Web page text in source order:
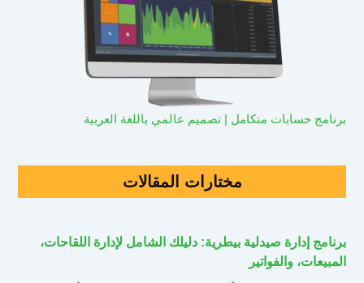
برنامج حسابات متكامل | تصميم عالمي باللغة العربية
مختارات المقالات
برنامج إدارة صيدلية بيطرية: دليلك الشامل لإدارة اللقاحات،
المبيعات، والفواتير